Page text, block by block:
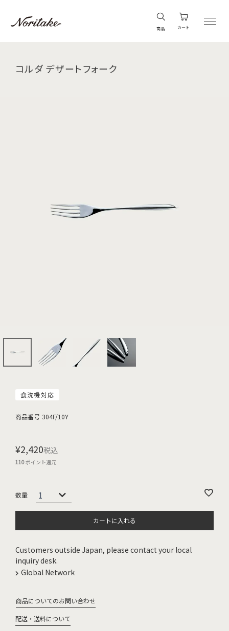
商品 カート
コルダ デザートフォーク
食洗機対応
商品番号 304F/10Y
¥2,420税込
110ポイント還元
カートに入れる
Customers outside Japan, please contact your local
inquiry desk.
Global Network
商品についてのお問い合わせ
配送・送料について